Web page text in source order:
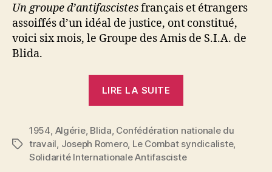
Un groupe d’antifascistesfrançais et étrangers
assoiffés d’un idéal de justice, ont constitué,
voici six mois, le Groupe des Amis de S.I.A. de
Blida.
LIRE LA SUITE
L’antifascisme
en
Algérie »
Étiquettes
1954, Algérie, Blida, Confédération nationale du
travail, Joseph Romero, Le Combat syndicaliste,
Solidarité Internationale Antifasciste